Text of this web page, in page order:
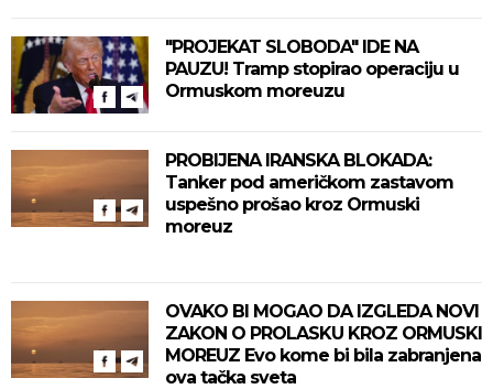
"PROJEKAT SLOBODA" IDE NA
PAUZU! Tramp stopirao operaciju u
Ormuskom moreuzu
PROBIJENA IRANSKA BLOKADA:
Tanker pod američkom zastavom
uspešno prošao kroz Ormuski
moreuz
OVAKO BI MOGAO DA IZGLEDA NOVI
ZAKON O PROLASKU KROZ ORMUSKI
MOREUZ Evo kome bi bila zabranjena
ova tačka sveta